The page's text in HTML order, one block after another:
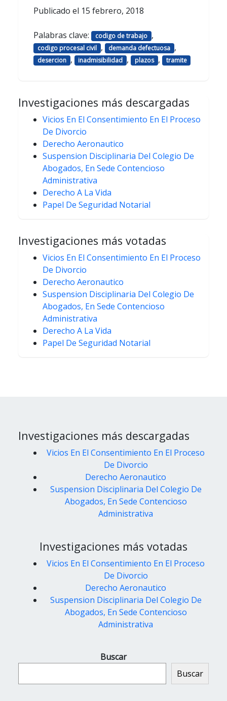
Publicado el 15 febrero, 2018
Palabras clave: codigo de trabajo ,
codigo procesal civil , demanda defectuosa ,
desercion , inadmisibilidad , plazos , tramite
Investigaciones más descargadas
Vicios En El Consentimiento En El Proceso
De Divorcio
Derecho Aeronautico
Suspension Disciplinaria Del Colegio De
Abogados, En Sede Contencioso
Administrativa
Derecho A La Vida
Papel De Seguridad Notarial
Investigaciones más votadas
Vicios En El Consentimiento En El Proceso
De Divorcio
Derecho Aeronautico
Suspension Disciplinaria Del Colegio De
Abogados, En Sede Contencioso
Administrativa
Derecho A La Vida
Papel De Seguridad Notarial
Investigaciones más descargadas
Vicios En El Consentimiento En El Proceso
De Divorcio
Derecho Aeronautico
Suspension Disciplinaria Del Colegio De
Abogados, En Sede Contencioso
Administrativa
Investigaciones más votadas
Vicios En El Consentimiento En El Proceso
De Divorcio
Derecho Aeronautico
Suspension Disciplinaria Del Colegio De
Abogados, En Sede Contencioso
Administrativa
Buscar
Buscar